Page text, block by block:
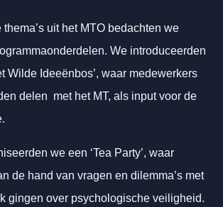
uit het MTO bedachten we
We introduceerden
Wilde Ideeënbos’, waar medewerkers
delen met het MT, als input voor de
we een ‘Tea Party’, waar
de hand van vragen en dilemma’s met
gingen over psychologische veiligheid.